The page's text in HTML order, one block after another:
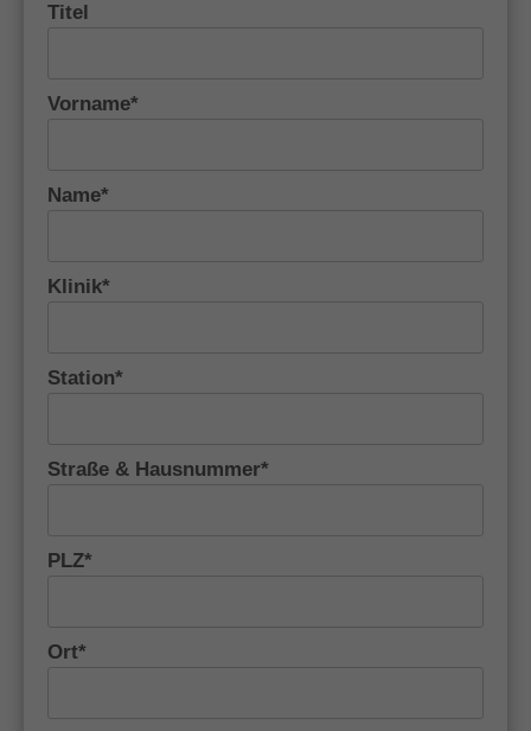
Titel
Vorname*
Name*
Klinik*
Station*
Straße & Hausnummer*
PLZ*
Ort*